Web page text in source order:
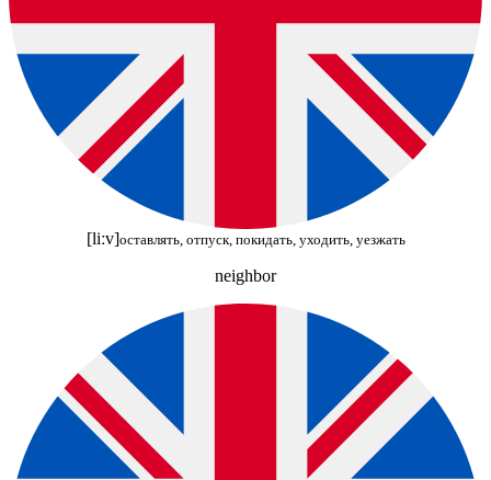
[liːv]оставлять, отпуск, покидать, уходить, уезжать
neighbor